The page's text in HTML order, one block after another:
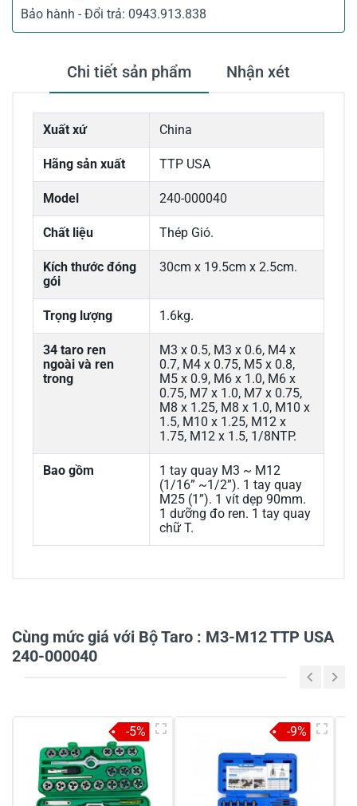
Bảo hành - Đổi trả: 0943.913.838
Chi tiết sản phẩm Nhận xét
Xuất xứ China
Hãng sản xuất TTP USA
Model 240-000040
Chất liệu Thép Gió.
Kích thước đóng
gói
30cm x 19.5cm x 2.5cm.
Trọng lượng 1.6kg.
34 taro ren
ngoài và ren
trong
M3 x 0.5, M3 x 0.6, M4 x
0.7, M4 x 0.75, M5 x 0.8,
M5 x 0.9, M6 x 1.0, M6 x
0.75, M7 x 1.0, M7 x 0.75,
M8 x 1.25, M8 x 1.0, M10 x
1.5, M10 x 1.25, M12 x
1.75, M12 x 1.5, 1/8NTP.
Bao gồm
1 tay quay M3 ~ M12
(1/16” ~1/2”). 1 tay quay
M25 (1”). 1 vít dẹp 90mm.
1 dưỡng đo ren. 1 tay quay
chữ T.
3
2
-
1
-
Cùng mức giá với Bộ Taro : M3-M12 TTP USA
240-000040
-5% -9%